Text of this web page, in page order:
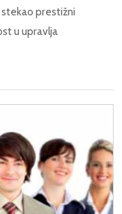
prestižni
u upravlja